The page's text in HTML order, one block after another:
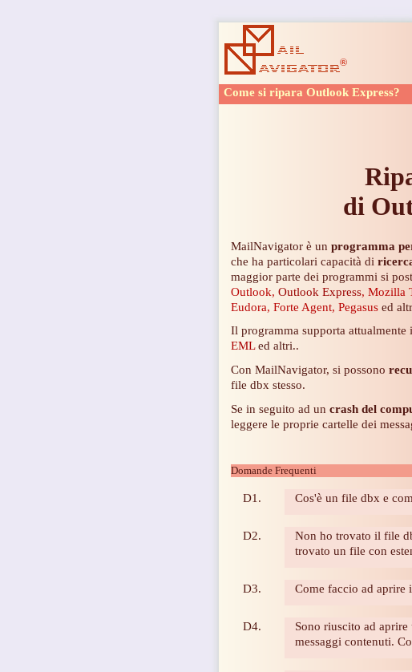
Come si ripara Outlook Express?
di
MailNavigator è unprogramma
che ha particolari capacità di
maggior parte dei programmi si
Outlook,Outlook Express, Mozilla
Eudora, Forte Agent, Pegasus ed
Il programma supporta
EMLed altri..
Con MailNavigator, si possono
file dbx stesso.
Se in seguito ad uncrash del
leggere le proprie cartelle dei
Domande Frequenti
D1. Cos'è un file dbx e
D2.
Non ho trovato il file
trovato un file con
D3. Come faccio ad
D4.
Sono riuscito ad
messaggi contenuti.